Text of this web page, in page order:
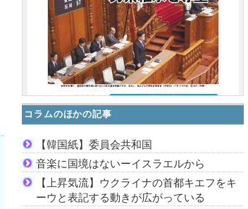
コラムのほかの記事
【韓国紙】委員会共和国
音楽に国境はないーイスラエルから
【上昇気流】ウクライナの首都キエフをキ
ーウと表記する動きが広がっている